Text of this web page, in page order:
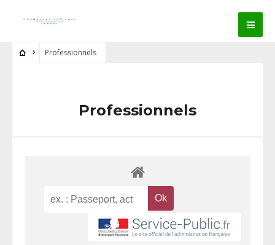
Professionnels
Professionnels